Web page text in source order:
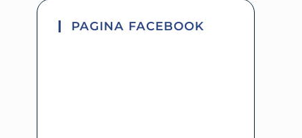
PAGINA FACEBOOK